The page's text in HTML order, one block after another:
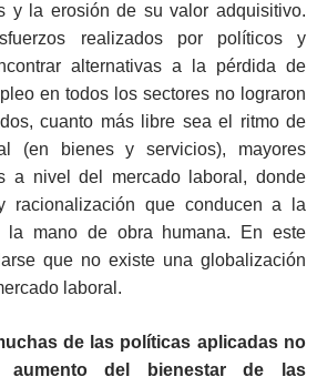
y la erosión de su valor adquisitivo.
realizados por políticos y
alternativas a la pérdida de
en todos los sectores no lograron
cuanto más libre sea el ritmo de
(en bienes y servicios), mayores
a nivel del mercado laboral, donde
racionalización que conducen a la
la mano de obra humana. En este
que no existe una globalización
laboral.
de las políticas aplicadas no
del bienestar de las